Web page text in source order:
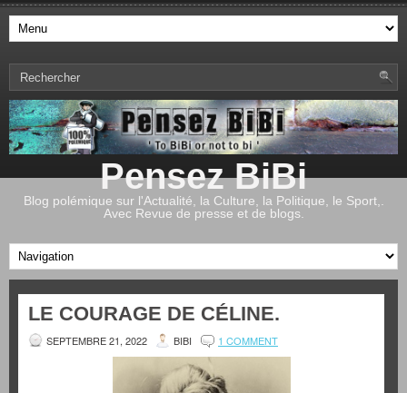
Pensez BiBi
Blog polémique sur l'Actualité, la Culture, la Politique, le Sport,.
Avec Revue de presse et de blogs.
LE COURAGE DE CÉLINE.
SEPTEMBRE 21, 2022 BIBI 1 COMMENT